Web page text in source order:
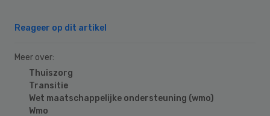
Reageer op dit artikel
Meer over:
Thuiszorg
Transitie
Wet maatschappelijke ondersteuning (wmo)
Wmo